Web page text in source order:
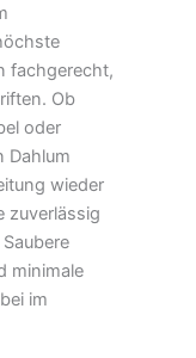
fachgerecht,
Ob
oder
Dahlum
wieder
zuverlässig
minimale
im